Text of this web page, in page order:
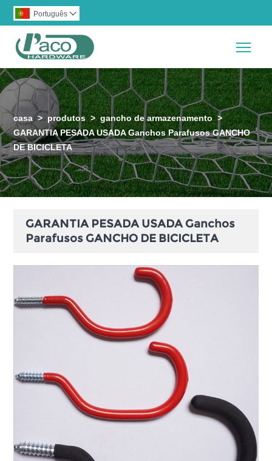
Português 
casa > produtos > gancho de armazenamento >
GARANTIA PESADA USADA Ganchos Parafusos GANCHO
DE BICICLETA
GARANTIA PESADA USADA Ganchos
Parafusos GANCHO DE BICICLETA